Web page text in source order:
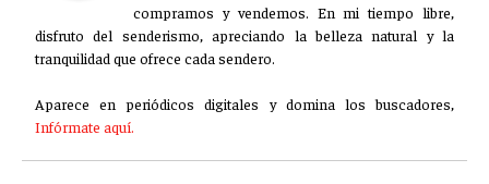
compramos y vendemos. En mi tiempo libre,
disfruto del senderismo, apreciando la belleza natural y la
tranquilidad que ofrece cada sendero.
Aparece en periódicos digitales y domina los buscadores,
Infórmate aquí.